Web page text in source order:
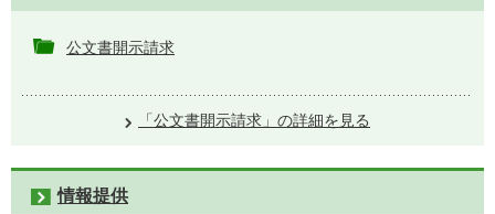
公文書開示請求
「公文書開示請求」の詳細を見る
情報提供